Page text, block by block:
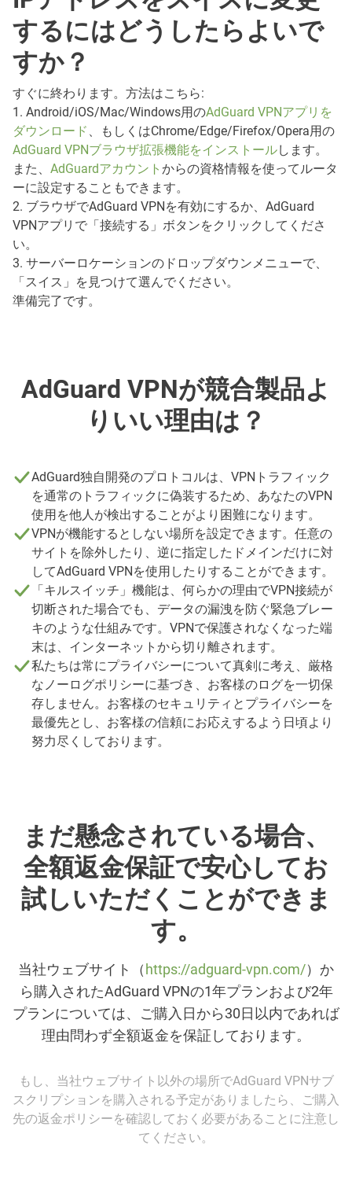
するにはどうしたらよいで
すか？
すぐに終わります。方法はこちら:
1. Android/iOS/Mac/Windows用のAdGuard VPNアプリを
ダウンロード
、もしくはChrome/Edge/Firefox/Opera用の
AdGuard VPNブラウザ拡張機能をインストールします。
また、 AdGuardアカウント からの資格情報を使ってルータ
ーに設定することもできます。
2. ブラウザでAdGuard VPNを有効にするか、AdGuard
VPNアプリで「接続する」ボタンをクリックしてくださ
い。
3. サーバーロケーションのドロップダウンメニューで、
「スイス」を見つけて選んでください。
準備完了です。
AdGuard VPNが競合製品よ
りいい理由は？
AdGuard独自開発のプロトコルは、VPNトラフィック
を通常のトラフィックに偽装するため、あなたのVPN
使用を他人が検出することがより困難になります。
VPNが機能するとしない場所を設定できます。任意の
サイトを除外したり、逆に指定したドメインだけに対
してAdGuard VPNを使用したりすることができます。
「キルスイッチ」機能は、何らかの理由でVPN接続が
切断された場合でも、データの漏洩を防ぐ緊急ブレー
キのような仕組みです。VPNで保護されなくなった端
末は、インターネットから切り離されます。
私たちは常にプライバシーについて真剣に考え、厳格
なノーログポリシーに基づき、お客様のログを一切保
存しません。お客様のセキュリティとプライバシーを
最優先とし、お客様の信頼にお応えするよう日頃より
努力尽くしております。
まだ懸念されている場合、
全額返金保証で安心してお
試しいただくことができま
す。
当社ウェブサイト（https://adguard-vpn.com/）か
ら購入されたAdGuard VPNの1年プランおよび2年
プランについては、ご購入日から30日以内であれば
理由問わず全額返金を保証しております。
もし、当社ウェブサイト以外の場所でAdGuard VPNサブ
スクリプションを購入される予定がありましたら、ご購入
先の返金ポリシーを確認しておく必要があることに注意し
てください。